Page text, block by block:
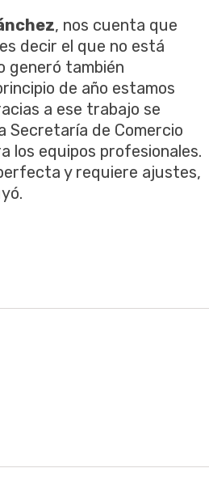
, nos cuenta que
decir el que no está
generó también
de año estamos
a ese trabajo se
Secretaría de Comercio
los equipos profesionales.
y requiere ajustes,